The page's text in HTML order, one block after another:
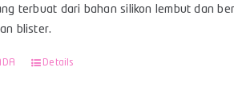
terbuat dari bahan silikon lembut dan
blister.
Details